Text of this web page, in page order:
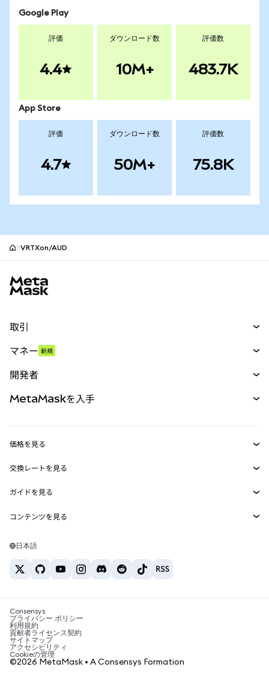
Google Play
評価
4.4
ダウンロード数
10M+
評価数
483.7K
App Store
評価
4.7
ダウンロード数
50M+
評価数
75.8K
VRTXon/AUD
取引
パーペチュアル
RWA
マネー 新規
開発者
MetaMask Connect
Snaps
Web3サービス
MetaMaskを入手
セキュリティ
サポート
キャリア
お問い合わせ
価格を見る
イーサリアムの価格
Solanaの価格
Tetherの価格
交換レートを見る
ETH→USD
USDT→INR
BTC→INR
ETH→USDT
ガイドを見る
ETHの購入
USDTの購入
SHIBの購入
BNBの購入
コンテンツを見る
Solanaウォレット
税制関連ニュース
暗号資産の購入方法は？
ビットコインを売るには？
日本語
Consensys
プライバシー ポリシー
利用規約
貢献者ライセンス契約
サイトマップ
アクセシビリティ
Cookieの管理
©2026 MetaMask • A Consensys Formation